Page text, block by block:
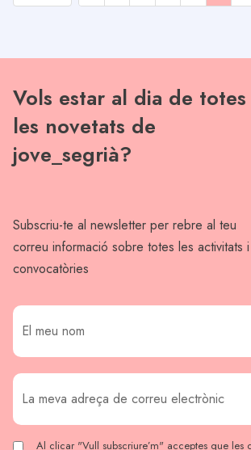
Vols estar al dia de totes
les novetats de
jove_segrià?
Subscriu-te al newsletter per rebre al teu
correu informació sobre totes les activitats i
convocatòries
Al clicar "Vull subscriure’m" acceptes que les